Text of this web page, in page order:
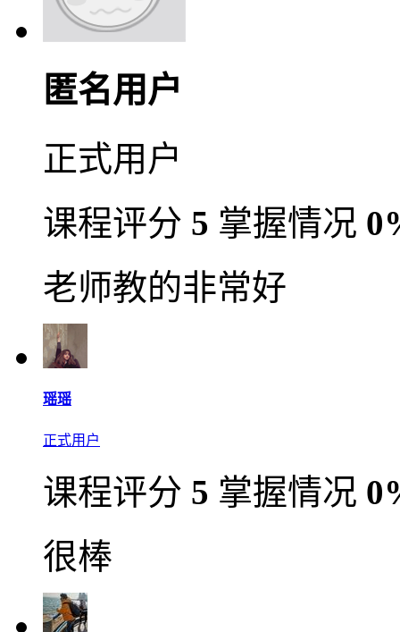
匿名用户
正式用户
课程评分 5 掌握情况
老师教的非常好
瑶瑶
正式用户
课程评分 5 掌握情况
很棒